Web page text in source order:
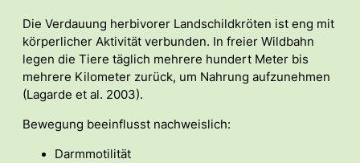
Die Verdauung herbivorer Landschildkröten ist eng mit
körperlicher Aktivität verbunden. In freier Wildbahn
legen die Tiere täglich mehrere hundert Meter bis
mehrere Kilometer zurück, um Nahrung aufzunehmen
(Lagarde et al. 2003).
Bewegung beeinflusst nachweislich:
Darmmotilität